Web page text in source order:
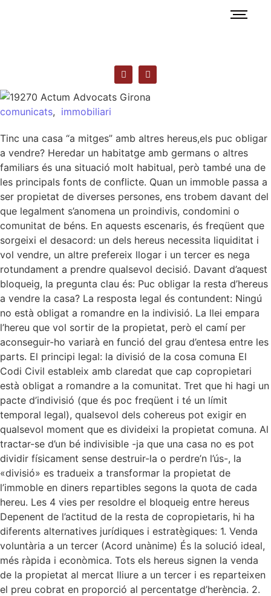
comunicats, immobiliari
Tinc una casa “a mitges” amb altres hereus,els puc obligar
a vendre? Heredar un habitatge amb germans o altres
familiars és una situació molt habitual, però també una de
les principals fonts de conflicte. Quan un immoble passa a
ser propietat de diverses persones, ens trobem davant del
que legalment s’anomena un proindivis, condomini o
comunitat de béns. En aquests escenaris, és freqüent que
sorgeixi el desacord: un dels hereus necessita liquiditat i
vol vendre, un altre prefereix llogar i un tercer es nega
rotundament a prendre qualsevol decisió. Davant d’aquest
bloqueig, la pregunta clau és: Puc obligar la resta d’hereus
a vendre la casa? La resposta legal és contundent: Ningú
no està obligat a romandre en la indivisió. La llei empara
l’hereu que vol sortir de la propietat, però el camí per
aconseguir-ho variarà en funció del grau d’entesa entre les
parts. El principi legal: la divisió de la cosa comuna El
Codi Civil estableix amb claredat que cap copropietari
està obligat a romandre a la comunitat. Tret que hi hagi un
pacte d’indivisió (que és poc freqüent i té un límit
temporal legal), qualsevol dels cohereus pot exigir en
qualsevol moment que es divideixi la propietat comuna. Al
tractar-se d’un bé indivisible -ja que una casa no es pot
dividir físicament sense destruir-la o perdre’n l’ús-, la
«divisió» es tradueix a transformar la propietat de
l’immoble en diners repartibles segons la quota de cada
hereu. Les 4 vies per resoldre el bloqueig entre hereus
Depenent de l’actitud de la resta de copropietaris, hi ha
diferents alternatives jurídiques i estratègiques: 1. Venda
voluntària a un tercer (Acord unànime) És la solució ideal,
més ràpida i econòmica. Tots els hereus signen la venda
de la propietat al mercat lliure a un tercer i es reparteixen
el preu cobrat en proporció al percentatge d’herència. 2.